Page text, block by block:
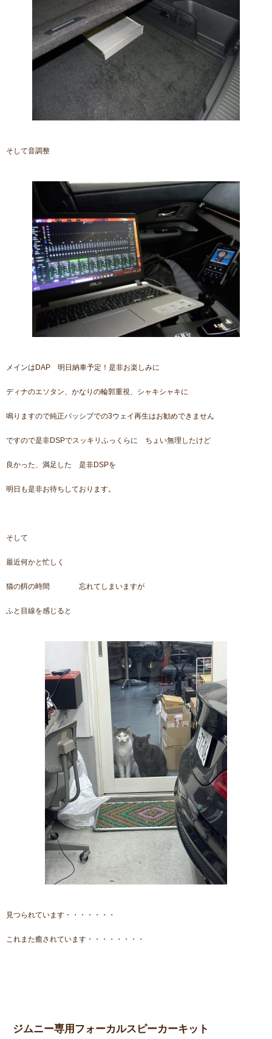
そして音調整
メインはDAP 明日納車予定！是非お楽しみに
ディナのエソタン、かなりの輪郭重視、シャキシャキに
鳴りますので純正パッシブでの3ウェイ再生はお勧めできません
ですので是非DSPでスッキリふっくらに ちょい無理したけど
良かった、満足した 是非DSPを
明日も是非お待ちしております。
そして
最近何かと忙しく
猫の餌の時間 忘れてしまいますが
ふと目線を感じると
見つられています・・・・・・・
これまた癒されています・・・・・・・・
ジムニー専用フォーカルスピーカーキット